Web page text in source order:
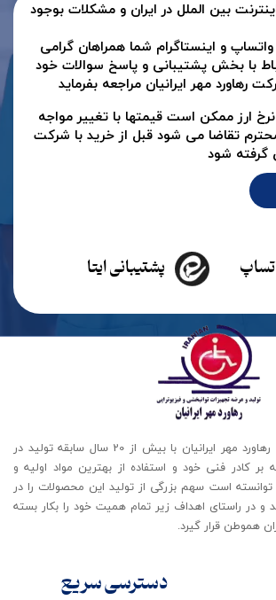
بین الملل در ایران و مشکلات بوجود
و اینستاگرام شما همراهان گرامی
با بخش پشتیبانی و پاسخ سوالات خود
رهاورد مهر ایرانیان مراجعه بفرماید
پشتیبانی ایتا
ارز ممکن است قیمتها با تغییر مواجه
تقاضا می شود قبل از خرید با شرکت
گرفته شود
شرکت تجهیزات توانبخشی رهاورد مهر ایرانیان با بیش از 20 سال سابقه تولید در
بر کادر فنی خود و استفاده از بهترین مواد اولیه و
است سهم بزرگی از تولید این محصولات را در
در راستای اهداف زیر تمام همیت خود را بکار بسته
هموطن قرار گیرد​​​​​​​.
دسترسی سریع